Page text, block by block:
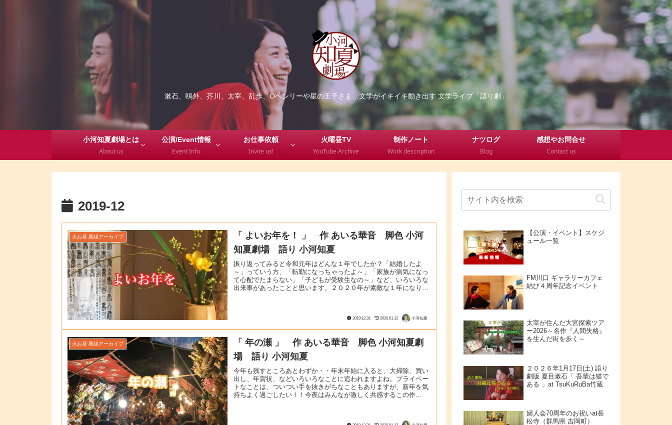
漱石、鴎外、芥川、太宰、乱歩、Oヘンリーや星の王子さま…文学がイキイキ動き出す 文学ライブ「語り劇」
小河知夏劇場とは
About us
公演/Event情報
Event Info
お仕事依頼
Invite us!
火曜昼TV
YouTube Archive
制作ノート
Work description
ナツログ
Blog
感想やお問合せ
Contact us
2019-12
火お昼 番組アーカイブ
「 よいお年を！ 」 作 あいる華音 脚色 小河
知夏劇場 語り 小河知夏
振り返ってみると令和元年はどんな１年でしたか？「結婚したよ
～」っていう方、「転勤になっちゃったよ～」「家族が病気になっ
て心配でたまらない」「子どもが受験生なの～」など、いろいろな
出来事があったことと思います。２０２０年が素敵な１年になりま
2019.12.31 2020.01.12 小河知夏
火お昼 番組アーカイブ
「 年の瀬 」 作 あいる華音 脚色 小河知夏劇
場 語り 小河知夏
今年も残すところあとわずか・・年末年始に入ると、大掃除、買い
出し、年賀状、などいろいろなことに追われますよね。プライベー
トなことは、ついつい手を抜きがちなこともありますが、新年を気
持ちよく過ごしたい！！今夜はみんなが激しく共感するこの作
【公演・イベント】スケジ
ュール一覧
FM川口 ギャラリーカフェ
結び４周年記念イベント
太宰が住んだ大宮探索ツア
ー2026～名作『人間失格』
を生んだ街を歩く～
２０２６年1月17日(土) 語り
劇版 夏目漱石「 吾輩は猫で
ある 」at TsuKuRuBa竹蔵
婦人会70周年のお祝いat長
松寺（群馬県 吉岡町）